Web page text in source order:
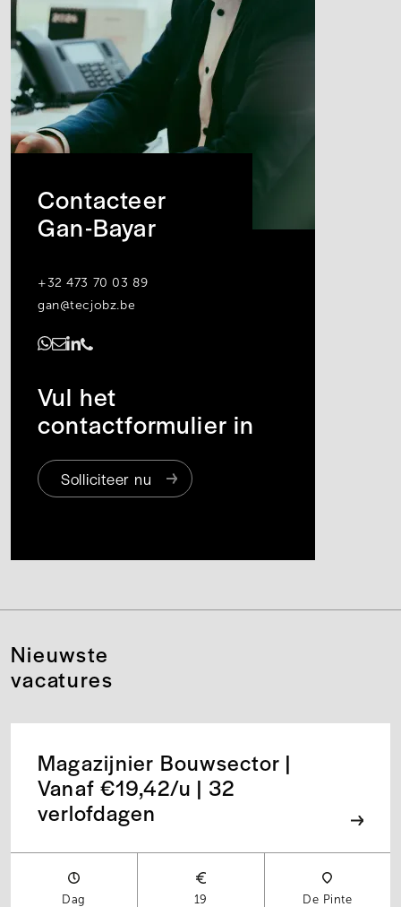
Contacteer
Gan-Bayar
+32 473 70 03 89
gan@tecjobz.be
Vul het
contactformulier in
Solliciteer nu
Nieuwste
vacatures
Magazijnier Bouwsector |
Vanaf €19,42/u | 32
verlofdagen
Dag
19
De Pinte